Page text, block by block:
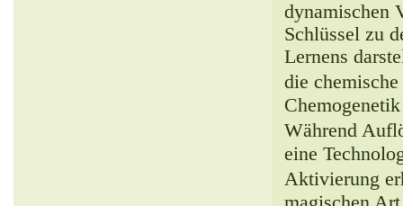
dynamischen
Schlüssel zu
Lernens
die
Während
eine
Aktivierung